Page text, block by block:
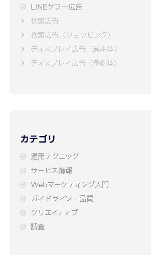
LINEヤフー広告
検索広告
検索広告（ショッピング）
ディスプレイ広告（運用型）
ディスプレイ広告（予約型）
カテゴリ
運用テクニック
サービス情報
Webマーケティング入門
ガイドライン・品質
クリエイティブ
調査